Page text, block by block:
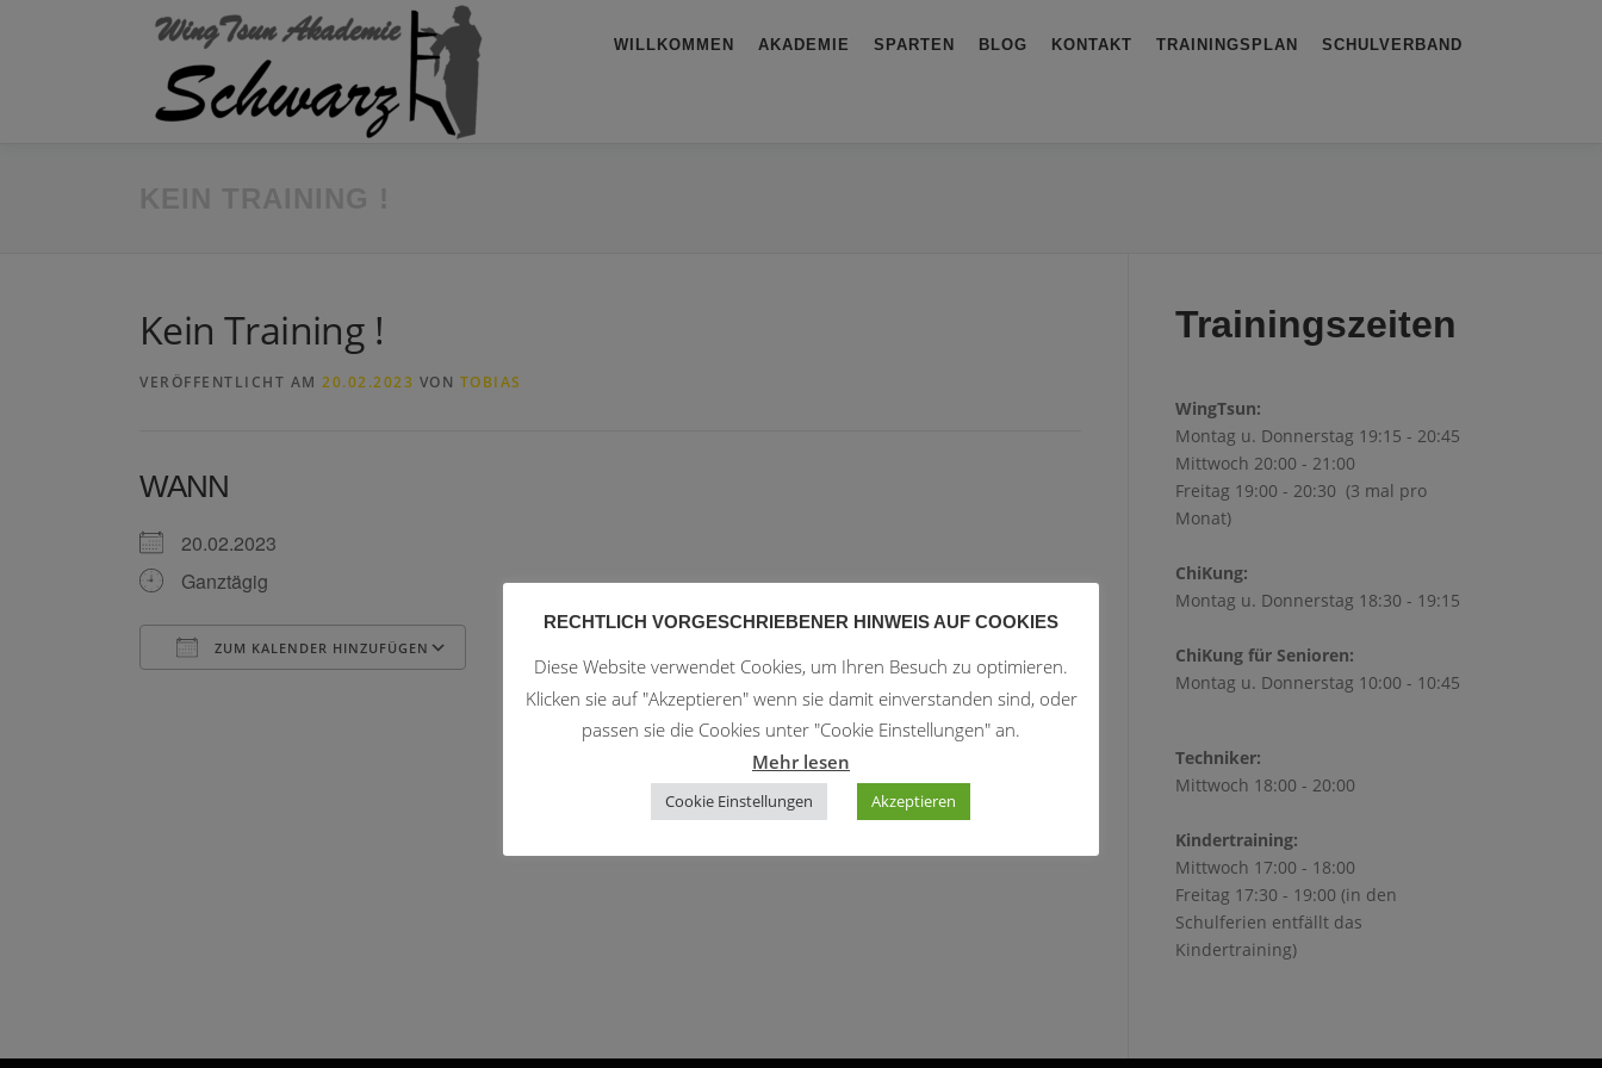
WILLKOMMEN AKADEMIE SPARTEN BLOG KONTAKT TRAININGSPLAN SCHULVERBAND
Kein Training !
VERÖFFENTLICHT AM 20.02.2023 VON TOBIAS
WANN
20.02.2023
Ganztägig
ZUM KALENDER HINZUFÜGEN
Google Kalender iCalendar Office 365 Outlook Live
Trainingszeiten
WingTsun:
Montag u. Donnerstag 19:15 - 20:45
Mittwoch 20:00 - 21:00
Freitag 19:00 - 20:30 (3 mal pro
Monat)
ChiKung:
Montag u. Donnerstag 18:30 - 19:15
ChiKung für Senioren:
Montag u. Donnerstag 10:00 - 10:45
Techniker:
Mittwoch 18:00 - 20:00
Kindertraining:
Mittwoch 17:00 - 18:00
Freitag 17:30 - 19:00 (in den
Schulferien entfällt das
Kindertraining)
RECHTLICH VORGESCHRIEBENER HINWEIS AUF COOKIES
Diese Website verwendet Cookies, um Ihren Besuch zu optimieren.
Klicken sie auf "Akzeptieren" wenn sie damit einverstanden sind, oder
passen sie die Cookies unter "Cookie Einstellungen" an.
Mehr lesen
Cookie Einstellungen Akzeptieren